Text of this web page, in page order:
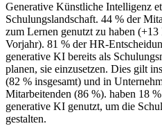
Generative Künstliche Intelligenz
Schulungslandschaft. 44 % der
zum Lernen genutzt zu haben
Vorjahr). 81 % der HR-
generative KI bereits als
planen, sie einzusetzen. Dies gilt
(82 % insgesamt) und in
Mitarbeitenden (86 %). haben 18
generative KI genutzt, um die
gestalten.